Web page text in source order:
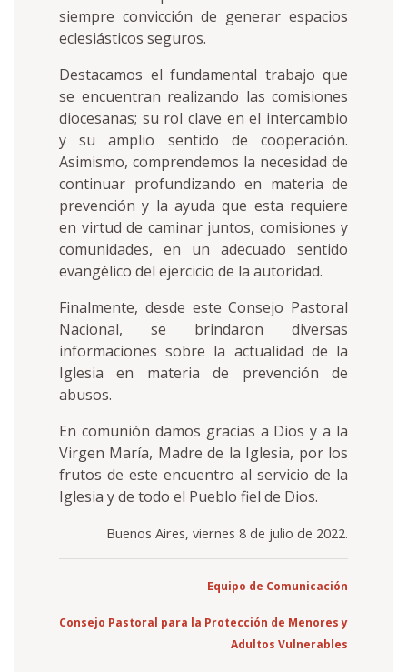
siempre convicción de generar espacios
eclesiásticos seguros.
Destacamos el fundamental trabajo que
se encuentran realizando las comisiones
diocesanas; su rol clave en el intercambio
y su amplio sentido de cooperación.
Asimismo, comprendemos la necesidad de
continuar profundizando en materia de
prevención y la ayuda que esta requiere
en virtud de caminar juntos, comisiones y
comunidades, en un adecuado sentido
evangélico del ejercicio de la autoridad.
Finalmente, desde este Consejo Pastoral
Nacional, se brindaron diversas
informaciones sobre la actualidad de la
Iglesia en materia de prevención de
abusos.
En comunión damos gracias a Dios y a la
Virgen María, Madre de la Iglesia, por los
frutos de este encuentro al servicio de la
Iglesia y de todo el Pueblo fiel de Dios.
Buenos Aires, viernes 8 de julio de 2022.
Equipo de Comunicación
Consejo Pastoral para la Protección de Menores y
Adultos Vulnerables